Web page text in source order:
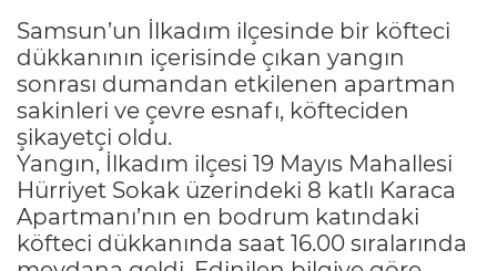
Samsun’un İlkadım ilçesinde bir köfteci
dükkanının içerisinde çıkan yangın
sonrası dumandan etkilenen apartman
sakinleri ve çevre esnafı, köfteciden
şikayetçi oldu.
Yangın, İlkadım ilçesi 19 Mayıs Mahallesi
Hürriyet Sokak üzerindeki 8 katlı Karaca
Apartmanı’nın en bodrum katındaki
köfteci dükkanında saat 16.00 sıralarında